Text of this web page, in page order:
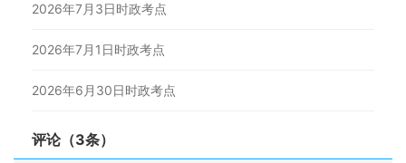
2026年7月3日时政考点
2026年7月1日时政考点
2026年6月30日时政考点
评论（3条）